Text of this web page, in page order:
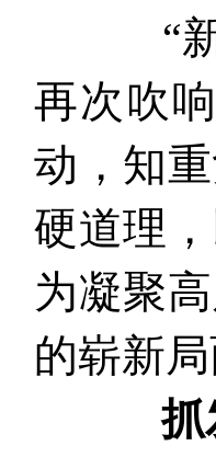
“新
再次吹
动，知
硬道理
为凝聚
的崭新局
抓